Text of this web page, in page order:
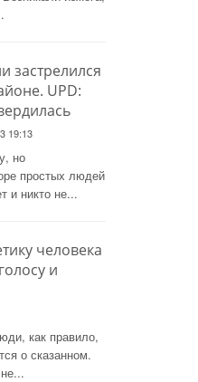
застрелился
UPD:
19:13
но
простых людей
и никто не...
человека
и
как правило,
о сказанном.